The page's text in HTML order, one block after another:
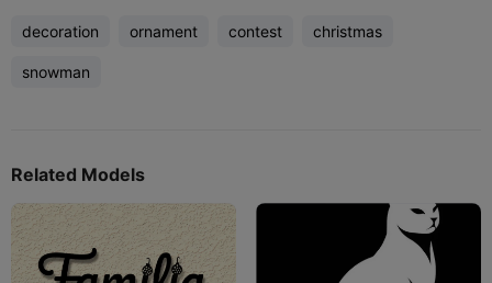
decoration ornament contest christmas
snowman
Related Models